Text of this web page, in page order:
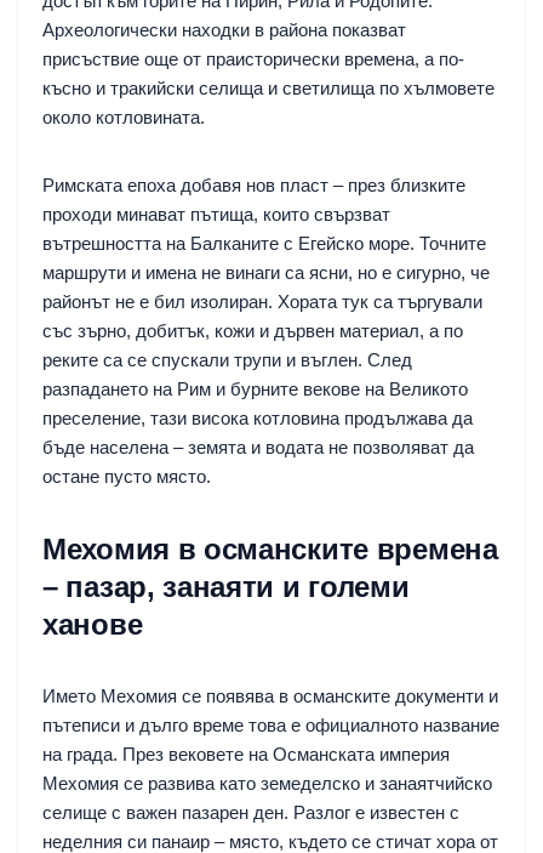
Археологически находки в района показват
присъствие още от праисторически времена, а по-
късно и тракийски селища и светилища по хълмовете
около котловината.
Римската епоха добавя нов пласт – през близките
проходи минават пътища, които свързват
вътрешността на Балканите с Егейско море. Точните
маршрути и имена не винаги са ясни, но е сигурно, че
районът не е бил изолиран. Хората тук са търгували
със зърно, добитък, кожи и дървен материал, а по
реките са се спускали трупи и въглен. След
разпадането на Рим и бурните векове на Великото
преселение, тази висока котловина продължава да
бъде населена – земята и водата не позволяват да
остане пусто място.
Мехомия в османските времена
– пазар, занаяти и големи
ханове
Името Мехомия се появява в османските документи и
пътеписи и дълго време това е официалното название
на града. През вековете на Османската империя
Мехомия се развива като земеделско и занаятчийско
селище с важен пазарен ден. Разлог е известен с
неделния си панаир – място, където се стичат хора от